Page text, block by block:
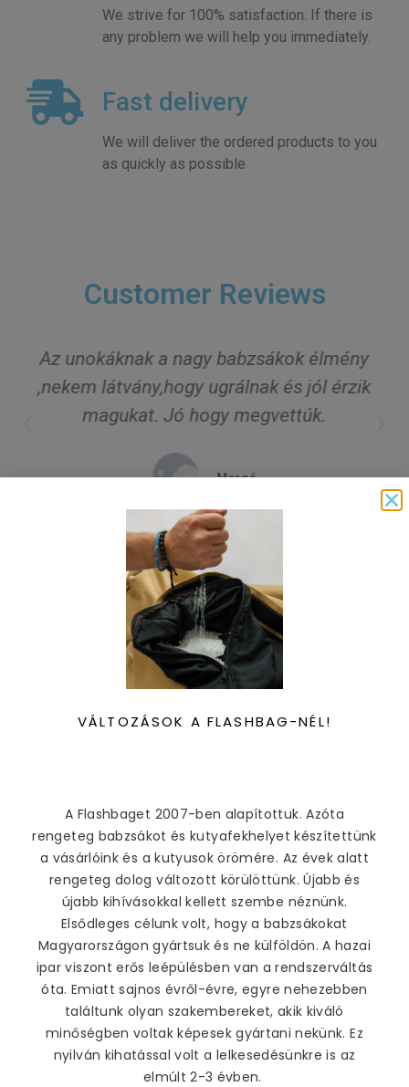
We strive for 100% satisfaction. If there is
any problem we will help you immediately.
Fast delivery
We will deliver the ordered products to you
as quickly as possible
Customer Reviews
Az unokáknak a nagy babzsákok élmény
,nekem látvány,hogy ugrálnak és jól érzik
magukat. Jó hogy megvettúk.
Margó
Thank you for choosing us
Kedves Látogató!
Tájékoztatjuk, hogy a honlapon a felhasználói élmény
VÁLTOZÁSOK A FLASHBAG-NÉL!
A Flashbaget 2007-ben alapítottuk. Azóta
rengeteg babzsákot és kutyafekhelyet készítettünk
a vásárlóink és a kutyusok örömére. Az évek alatt
rengeteg dolog változott körülöttünk. Újabb és
újabb kihívásokkal kellett szembe néznünk.
Elsődleges célunk volt, hogy a babzsákokat
Magyarországon gyártsuk és ne külföldön. A hazai
ipar viszont erős leépülésben van a rendszerváltás
óta. Emiatt sajnos évről-évre, egyre nehezebben
találtunk olyan szakembereket, akik kiváló
minőségben voltak képesek gyártani nekünk. Ez
nyilván kihatással volt a lelkesedésünkre is az
elmúlt 2-3 évben.